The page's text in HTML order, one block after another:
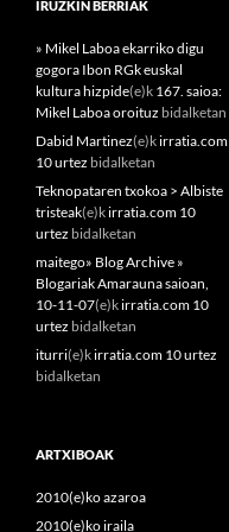
IRUZKIN BERRIAK
» Mikel Laboa ekarriko digu
gogora Ibon RGk euskal
kultura hizpide(e)k 167. saioa:
Mikel Laboa oroituz bidalketan
Dabid Martinez(e)kirratia.com
10 urtez bidalketan
Teknopataren txokoa > Albiste
tristeak(e)kirratia.com 10
urtez bidalketan
maitego» Blog Archive »
Blogariak Amarauna saioan,
10-11-07(e)kirratia.com 10
urtez bidalketan
iturri(e)kirratia.com 10 urtez
bidalketan
ARTXIBOAK
2010(e)ko azaroa
2010(e)ko iraila